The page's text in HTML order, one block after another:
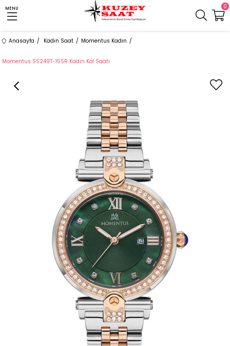
MENU 0
Anasayfa Kadın Saat Momentus Kadın
Momentus SS249T-15SR Kadın Kol Saati